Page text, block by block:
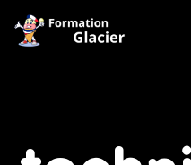
content